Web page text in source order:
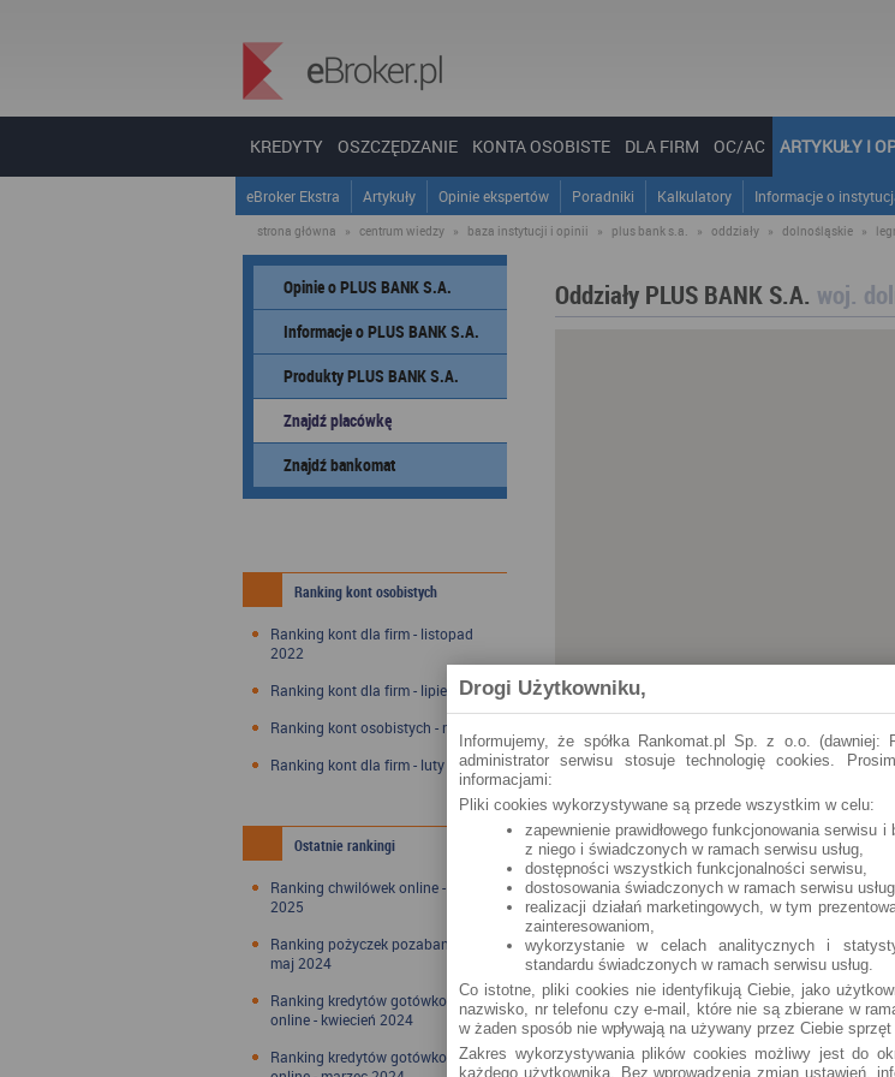
KREDYTY OSZCZĘDZANIE KONTA OSOBISTE DLA FIRM OC/AC ARTYKUŁY I
eBroker Ekstra Artykuły Opinie ekspertów Poradniki Kalkulatory Informacje o
strona główna » centrum wiedzy » baza instytucji i opinii » plus bank s.a. » oddziały » dolnośląskie »
Opinie o PLUS BANK S.A.
Informacje o PLUS BANK S.A.
Produkty PLUS BANK S.A.
Znajdź placówkę
Znajdź bankomat
Ranking kont osobistych
Ranking kont dla firm - listopad
2022
Ranking kont dla firm - lipiec 2022
Ranking kont osobistych - maj 2022
Ranking kont dla firm - luty 2022
Ostatnie rankingi
Ranking chwilówek online - styczeń
2025
Ranking pożyczek pozabankowych -
maj 2024
Ranking kredytów gotówkowych
online - kwiecień 2024
Ranking kredytów gotówkowych
Oddziały PLUS BANK S.A. woj.
Legnica Jaworzyńska 14
Drogi Użytkowniku,
Informujemy, że spółka Rankomat.pl Sp. z o.o.
administrator serwisu stosuje technologię cookies.
informacjami:
Pliki cookies wykorzystywane są przede wszystkim w celu:
zapewnienie prawidłowego funkcjonowania serwisu
z niego i świadczonych w ramach serwisu usług,
dostępności wszystkich funkcjonalności serwisu,
dostosowania świadczonych w ramach serwisu
realizacji działań marketingowych, w tym
zainteresowaniom,
wykorzystanie w celach analitycznych i
standardu świadczonych w ramach serwisu usług.
Co istotne, pliki cookies nie identyfikują Ciebie, jako
nazwisko, nr telefonu czy e-mail, które nie są zbierane w
w żaden sposób nie wpływają na używany przez Ciebie sprzęt
Zakres wykorzystywania plików cookies możliwy jest do
każdego użytkownika. Bez wprowadzenia zmian ustawień,